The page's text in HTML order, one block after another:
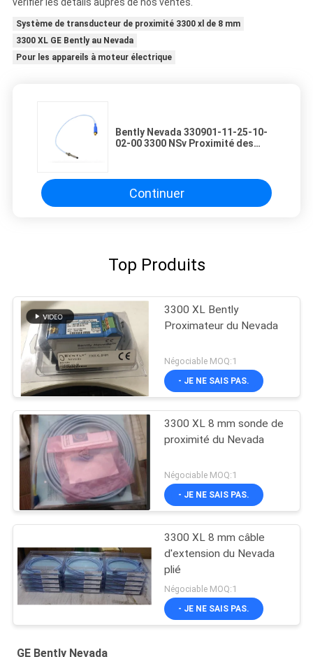
vérifier les détails auprès de nos ventes.
Système de transducteur de proximité 3300 xl de 8 mm
3300 XL GE Bently au Nevada
Pour les appareils à moteur électrique
Bently Nevada 330901-11-25-10-
02-00 3300 NSv Proximité des
Continuer
Top Produits
3300 XL Bently
Proximateur du Nevada
Négociable MOQ:1
- JE NE SAIS PAS.
3300 XL 8 mm sonde de
proximité du Nevada
Négociable MOQ:1
- JE NE SAIS PAS.
3300 XL 8 mm câble
d'extension du Nevada
plié
Négociable MOQ:1
- JE NE SAIS PAS.
GE Bently Nevada